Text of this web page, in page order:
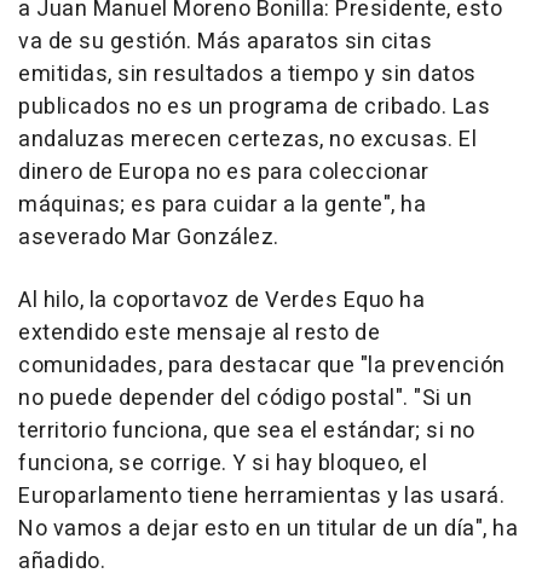
a Juan Manuel Moreno Bonilla: Presidente, esto
va de su gestión. Más aparatos sin citas
emitidas, sin resultados a tiempo y sin datos
publicados no es un programa de cribado. Las
andaluzas merecen certezas, no excusas. El
dinero de Europa no es para coleccionar
máquinas; es para cuidar a la gente", ha
aseverado Mar González.
Al hilo, la coportavoz de Verdes Equo ha
extendido este mensaje al resto de
comunidades, para destacar que "la prevención
no puede depender del código postal". "Si un
territorio funciona, que sea el estándar; si no
funciona, se corrige. Y si hay bloqueo, el
Europarlamento tiene herramientas y las usará.
No vamos a dejar esto en un titular de un día", ha
añadido.